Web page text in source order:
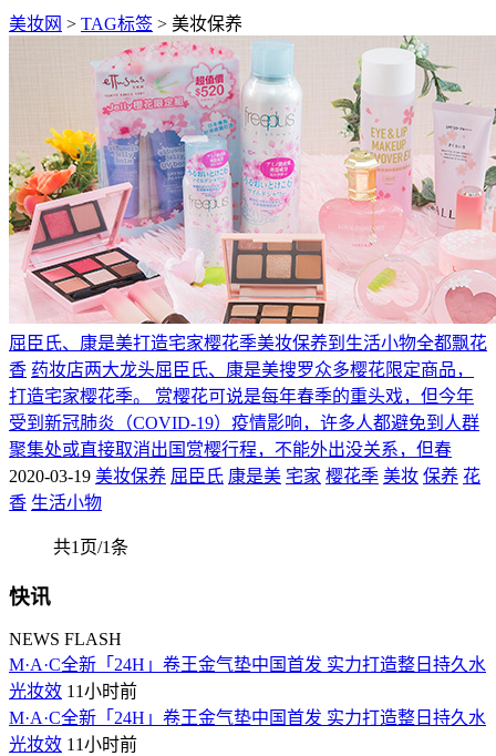
美妆网 > TAG标签 > 美妆保养
屈臣氏、康是美打造宅家樱花季美妆保养到生活小物全都飘花
香 药妆店两大龙头屈臣氏、康是美搜罗众多樱花限定商品，
打造宅家樱花季。 赏樱花可说是每年春季的重头戏，但今年
受到新冠肺炎（COVID-19）疫情影响，许多人都避免到人群
聚集处或直接取消出国赏樱行程，不能外出没关系，但春
2020-03-19 美妆保养 屈臣氏 康是美 宅家 樱花季 美妆 保养 花
香 生活小物
共1页/1条
快讯
NEWS FLASH
M·A·C全新「24H」卷王金气垫中国首发 实力打造整日持久水
光妆效 11小时前
M·A·C全新「24H」卷王金气垫中国首发 实力打造整日持久水
光妆效 11小时前